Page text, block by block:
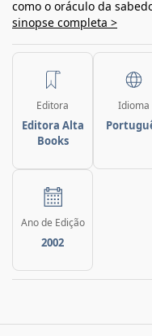
como o oráculo da
sinopse completa >
Editora
Editora Alta
Books
Idioma
Ano de Edição
2002